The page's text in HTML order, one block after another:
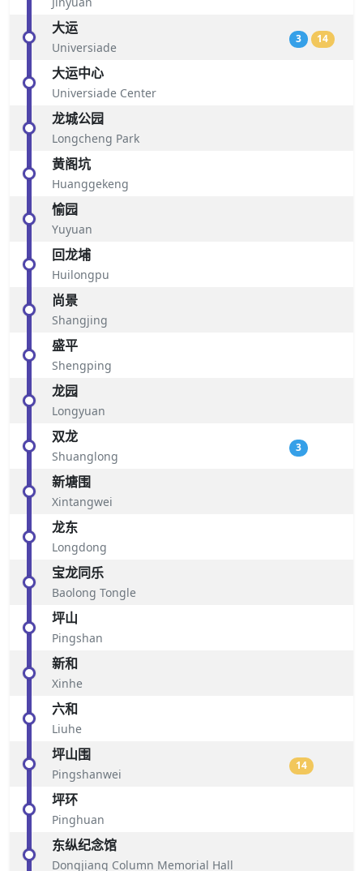
大运
Universiade
3 14
大运中心
Universiade Center
龙城公园
Longcheng Park
黄阁坑
Huanggekeng
愉园
Yuyuan
回龙埔
Huilongpu
尚景
Shangjing
盛平
Shengping
龙园
Longyuan
双龙
Shuanglong
3
新塘围
Xintangwei
龙东
Longdong
宝龙同乐
Baolong Tongle
坪山
Pingshan
新和
Xinhe
六和
Liuhe
坪山围
Pingshanwei
14
坪环
Pinghuan
东纵纪念馆
Dongjiang Column Memorial Hall